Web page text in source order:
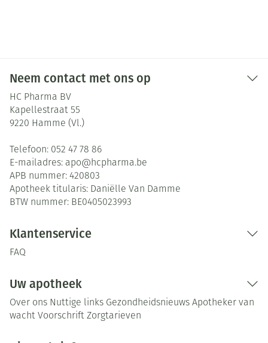
Neem contact met ons op
HC Pharma BV
Kapellestraat 55
9220 Hamme (Vl.)
Telefoon: 052 47 78 86
E-mailadres: apo@hcpharma.be
APB nummer: 420803
Apotheek titularis: Daniëlle Van Damme
BTW nummer: BE0405023993
Klantenservice
FAQ
Uw apotheek
Over ons Nuttige links Gezondheidsnieuws Apotheker van
wacht Voorschrift Zorgtarieven